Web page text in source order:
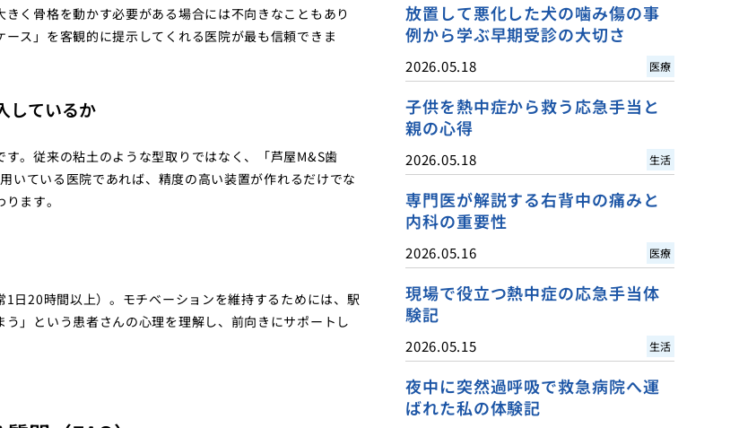
く骨格を動かす必要がある場合には不向きなこともあり
ス」を客観的に提示してくれる医院が最も信頼できま
しているか
。従来の粘土のような型取りではなく、「芦屋M&S歯
ている医院であれば、精度の高い装置が作れるだけでな
ます。
日20時間以上）。モチベーションを維持するためには、駅
」という患者さんの心理を理解し、前向きにサポートし
放置して悪化した犬の噛み傷の事
例から学ぶ早期受診の大切さ
2026.05.18 医療
子供を熱中症から救う応急手当と
親の心得
2026.05.18 生活
専門医が解説する右背中の痛みと
内科の重要性
2026.05.16 医療
現場で役立つ熱中症の応急手当体
験記
2026.05.15 生活
夜中に突然過呼吸で救急病院へ運
ばれた私の体験記